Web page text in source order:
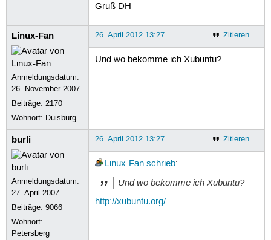
Gruß DH
Linux-Fan
Anmeldungsdatum:
26. November 2007
Beiträge:2170
Wohnort: Duisburg
Zitieren
26. April 2012 13:27
Und wo bekomme ich Xubuntu?
burli
Anmeldungsdatum:
27. April 2007
Beiträge:9066
Wohnort:
Petersberg
Zitieren
26. April 2012 13:27
Linux-Fan schrieb:
Und wo bekomme ich Xubuntu?
http://xubuntu.org/